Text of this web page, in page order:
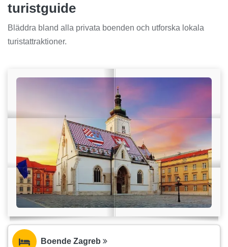
turistguide
Bläddra bland alla privata boenden och utforska lokala
turistattraktioner.
Boende Zagreb